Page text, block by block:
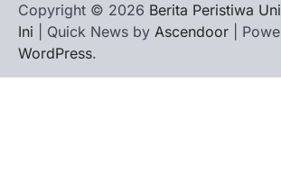
Copyright © 2026 Berita Peristiwa
Ini | Quick News by Ascendoor |
WordPress.